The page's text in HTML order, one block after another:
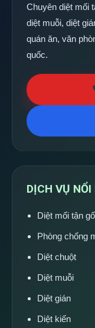
Chuyên diệt mối
diệt muỗi, diệt
quán ăn, văn
quốc.
DỊCH VỤ
Diệt mối tận
Phòng chống
Diệt chuột
Diệt muỗi
Diệt gián
Diệt kiến